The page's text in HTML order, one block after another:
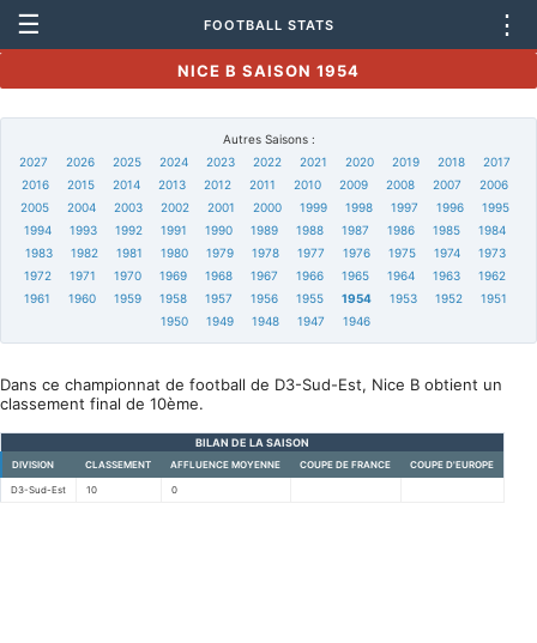
☰ FOOTBALL STATS ⋮
NICE B SAISON 1954
Autres Saisons :
2027
2026 2025 2024 2023 2022 2021 2020 2019 2018
2017
2016
2015 2014 2013 2012 2011 2010 2009 2008 2007
2006
2005
2004 2003 2002 2001 2000 1999 1998 1997 1996
1995
1994
1993 1992 1991 1990 1989 1988 1987 1986 1985
1984
1983
1982 1981 1980 1979 1978 1977 1976 1975 1974
1973
1972
1971 1970 1969 1968 1967 1966 1965 1964 1963
1962
1961
1960 1959 1958 1957 1956 1955 1954 1953 1952
1951
1950
1949 1948 1947 1946
Dans ce championnat de football de D3-Sud-Est, Nice B obtient un
classement final de 10ème.
BILAN DE LA SAISON
DIVISION CLASSEMENT AFFLUENCE MOYENNE COUPE DE FRANCE COUPE D'EUROPE
D3-Sud-Est 10 0